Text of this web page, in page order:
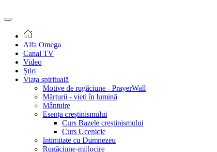
Alfa Omega
Canal TV
Video
Știri
Viața spirituală
Motive de rugăciune - PrayerWall
Mărturii - vieți în lumină
Mântuire
Esența creștinismului
Curs Bazele creștinismului
Curs Ucenicie
Intimitate cu Dumnezeu
Rugăciune-mijlocire